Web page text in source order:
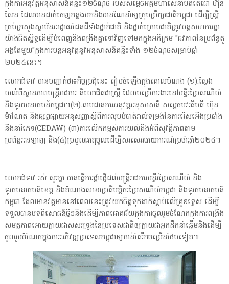
ក្នុងការអនុវត្តអនុសាសន៍គន្លឹះ១២ចំណុច របស់សម្ដេចអគ្គមហាសេនាបតីតេជោ ហ៊ុន
សែន ដែលបានដាក់ចេញកន្លងមកនិងបានណែនាំឲ្យក្រុមប្រឹក្សាជាតិកម្ពុជា ដើម្បីស្ត្រី
គ្រប់ក្រសួងស្ថាប័នអាជ្ញាធរដែនដីទាំងថ្នាក់ជាតិ និងថ្នាក់ក្រោមជាតិត្រូវបន្តសហការគ្នា
យ៉ាងជិតស្និទ្ធដើម្បីបំពេញនិងពង្រឹងគ្នាទៅវិញទៅមកក្នុងអភិក្រម "ជវភាពនៃប្រព័ន្ធតួ
អង្គតែមួយ"ក្នុងការបន្តអនុវត្តនូវអនុសាសន៍គន្លឹះទាំង ១២ចំណុចសម្រាប់ឆ្នាំ
២០២៤នេះ។
លោកជំទាវ បានបញ្ជាក់ថា៖កិច្ចប្រជុំនេះ រៀបចំឡើងក្នុងគោលបំណង (១).ស្វែង
យល់ពីស្ថានភាពមន្ត្រីរាជការ និយោជិតជាស្ត្រី ដែលបម្រើការងារនៅមន្ទីរប្រៃសណីយ៍
និងទូរគមនាគមន៍កម្ពុជា។(២).តាមដានការអនុវត្តអនុសាសន់៍ សម្តេចបវរធិបតី ហ៊ុន
ម៉ាណែត និងផ្សព្វផ្សាយអនុសញ្ញាស្តីពីការលុបបំបាត់រាល់ទម្រង់នៃការរើសអើងប្រឆាំង
នឹងនារីភេទ(CEDAW) (៣)ការលើកកម្ពស់ការយល់ដឹងអំពីសុវត្ថិភាពតាម
ប្រព័ន្ធអនឡាញ និង(៤)ប្រមូលធាតុចូលដើម្បីសរសេររបាយការណ៍ប្រចាំឆ្នាំ២០២៤។
លោកជំទាវ រស់ សូរក្ខា បានធ្វើការផ្ដាំផ្ញើដល់មន្ត្រីរាជការមន្ទីរប្រៃសណីយ៍ និង
ទូរគមនាគមន៍ខេត្ត និងតំណាងសាខាប្រតិបត្តិករប្រៃសណីយ៍កម្ពុជា និងទូរគមនាគមន៍
កម្ពុជា ដែលមានវត្តមាននៅពេលនេះត្រូវយកចិត្តទុកដាក់ស្ដាប់លើគ្រូឧទ្ទេស ដើម្បី
ទទួលបានបទពិសោធន៍ថ្មីៗនិងដើម្បីភាពជោគជ័យក្នុងការចូលរួមចំណែកក្នុងការពង្រឹង
សមត្ថភាពអោយក្លាយជាសសរទ្រូងនៃប្រទេសជាតិឲ្យក្លាយជាអ្នកដឹកនាំឆ្នើមនិងដើម្បី
ចូលរួមចំណែកក្នុងការអភិវឌ្ឍប្រទេសកម្ពុជាឲ្យកាន់តែរីកចម្រើនថែមទៀត៕